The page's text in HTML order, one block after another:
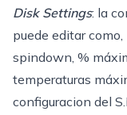
Disk Settings: la
puede editar
spindown, %
temperaturas
configuracion del